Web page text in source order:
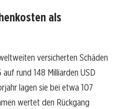
als
versicherten Schäden
rund 148 Milliarden USD
lagen sie bei etwa 107
wertet den Rückgang